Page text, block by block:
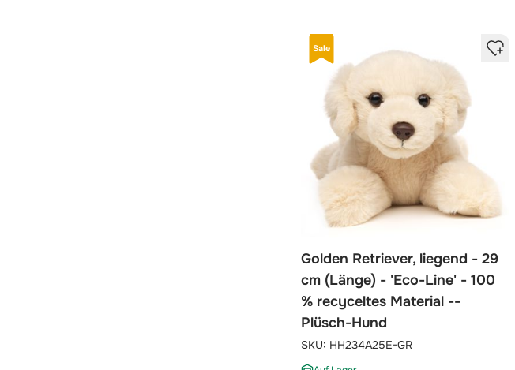
Sale
Golden Retriever, liegend - 29
cm (Länge) - 'Eco-Line' - 100
% recyceltes Material --
Plüsch-Hund
SKU: HH234A25E-GR